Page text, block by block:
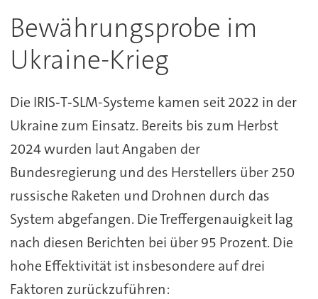
Bewährungsprobe im
Ukraine-Krieg
Die IRIS‑T‑SLM-Systeme kamen seit 2022 in der
Ukraine zum Einsatz. Bereits bis zum Herbst
2024 wurden laut Angaben der
Bundesregierung und des Herstellers über 250
russische Raketen und Drohnen durch das
System abgefangen. Die Treffergenauigkeit lag
nach diesen Berichten bei über 95 Prozent. Die
hohe Effektivität ist insbesondere auf drei
Faktoren zurückzuführen: